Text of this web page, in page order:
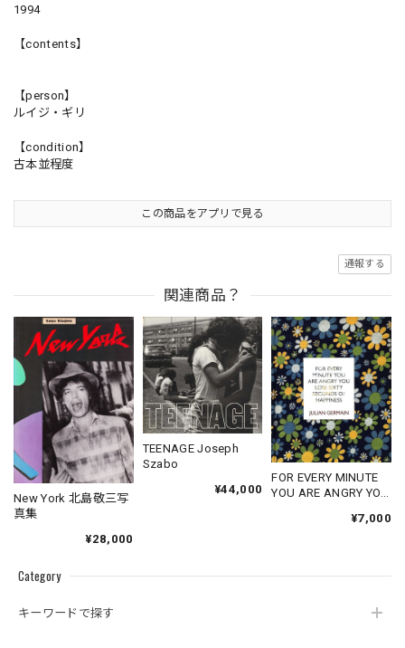
Category
キーワードで探す
1994
【contents】
【person】
ルイジ・ギリ
【condition】
古本並程度
この商品をアプリで見る
通報する
関連商品？
New York 北島敬三写
真集
¥28,000
TEENAGE Joseph
Szabo
¥44,000
FOR EVERY MINUTE
YOU ARE ANGRY YOU
¥7,000